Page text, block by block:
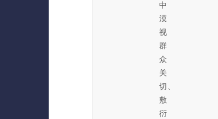
中
漠
视
群
众
关
切、
敷
衍